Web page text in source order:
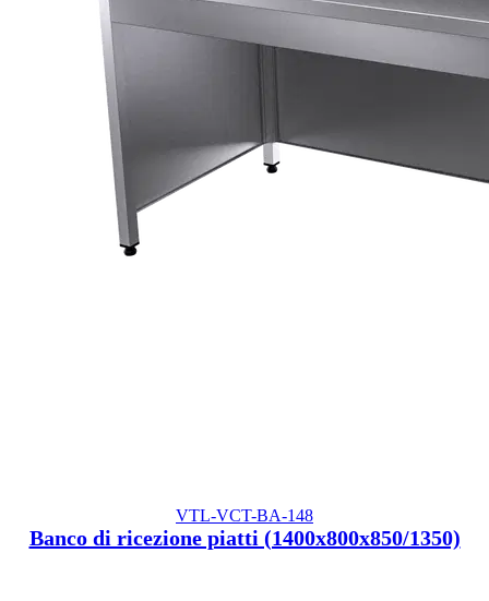
VTL-VCT-BA-148
Banco di ricezione piatti (1400x800x850/1350)